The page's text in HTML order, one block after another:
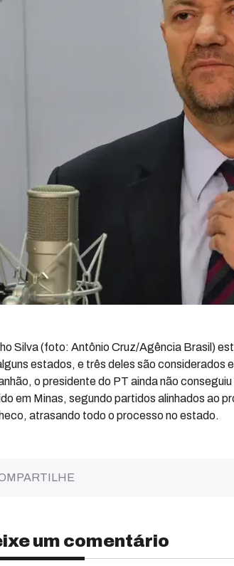
Silva (foto: Antônio Cruz/Agência Brasil)
estados, e três deles são considerados
o presidente do PT ainda não
em Minas, segundo partidos alinhados ao
atrasando todo o processo no estado.
um comentário